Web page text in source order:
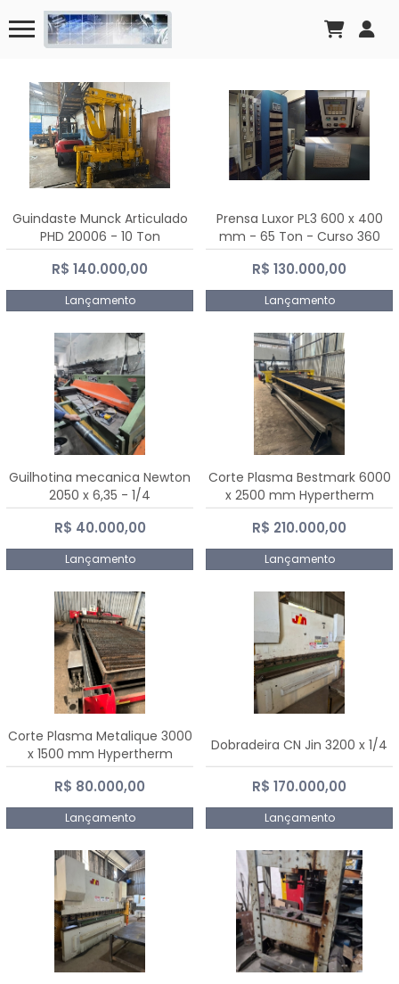
Guindaste Munck Articulado
PHD 20006 - 10 Ton
R$ 140.000,00
Lançamento
Prensa Luxor PL3 600 x 400
mm - 65 Ton - Curso 360
mm
R$ 130.000,00
Lançamento
Guilhotina mecanica Newton
2050 x 6,35 - 1/4
R$ 40.000,00
Lançamento
Corte Plasma Bestmark 6000
x 2500 mm Hypertherm
MaxPro 200
R$ 210.000,00
Lançamento
Corte Plasma Metalique 3000
x 1500 mm Hypertherm
Powermax 45 xp
R$ 80.000,00
Lançamento
Dobradeira CN Jin 3200 x 1/4
R$ 170.000,00
Lançamento